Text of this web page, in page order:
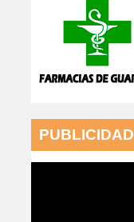
PUBLICIDAD